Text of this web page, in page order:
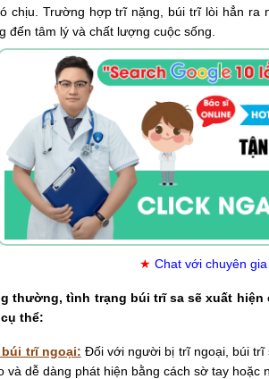
chịu. Trường hợp trĩ nặng, búi trĩ lòi hẳn ra
đến tâm lý và chất lượng cuộc sống.
★ Chat với chuyên
thường, tình trạng búi trĩ sa sẽ xuất
thể:
búi trĩ ngoại: Đối với người bị trĩ ngoại, búi trĩ
và dễ dàng phát hiện bằng cách sờ tay hoặc